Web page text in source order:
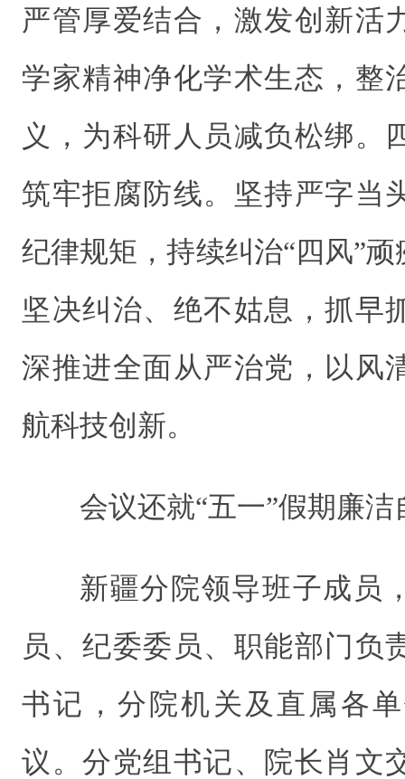
严管厚爱结合，激发创新活
学家精神净化学术生态，整
义，为科研人员减负松绑。
筑牢拒腐防线。坚持严字当
纪律规矩，持续纠治“四风”
坚决纠治、绝不姑息，抓早
深推进全面从严治党，以风
航科技创新。
会议还就“五一”假期廉
新疆分院领导班子成员
员、纪委委员、职能部门负
书记，分院机关及直属各
议。分党组书记、院长肖文